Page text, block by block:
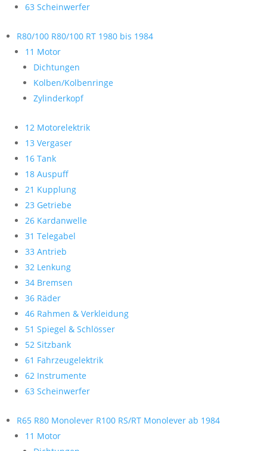
63 Scheinwerfer
R80/100 R80/100 RT 1980 bis 1984
11 Motor
Dichtungen
Kolben/Kolbenringe
Zylinderkopf
12 Motorelektrik
13 Vergaser
16 Tank
18 Auspuff
21 Kupplung
23 Getriebe
26 Kardanwelle
31 Telegabel
33 Antrieb
32 Lenkung
34 Bremsen
36 Räder
46 Rahmen & Verkleidung
51 Spiegel & Schlösser
52 Sitzbank
61 Fahrzeugelektrik
62 Instrumente
63 Scheinwerfer
R65 R80 Monolever R100 RS/RT Monolever ab 1984
11 Motor